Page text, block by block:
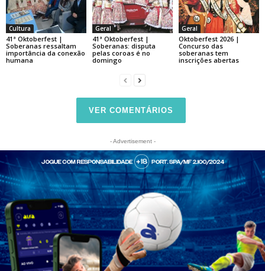
Cultura
41ª Oktoberfest |
Soberanas ressaltam
importância da conexão
humana
Geral
41ª Oktoberfest |
Soberanas: disputa
pelas coroas é no
domingo
Geral
Oktoberfest 2026 |
Concurso das
soberanas tem
inscrições abertas
VER COMENTÁRIOS
- Advertisement -